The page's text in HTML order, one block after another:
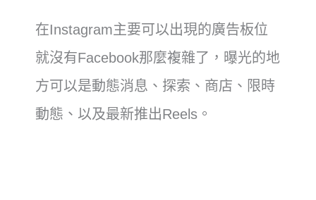
在Instagram主要可以出現的廣告板位
就沒有Facebook那麼複雜了，曝光的地
方可以是動態消息、探索、商店、限時
動態、以及最新推出Reels。